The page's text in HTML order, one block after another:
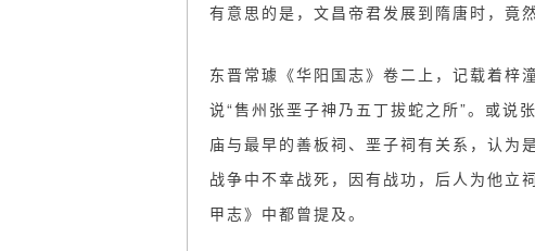
有意思的是，文昌帝君发展到隋唐时，竟
东晋常璩《华阳国志》卷二上，记载着梓
说“售州张垩子神乃五丁拔蛇之所”。或说
庙与最早的善板祠、垩子祠有关系，认为
战争中不幸战死，因有战功，后人为他立
甲志》中都曾提及。